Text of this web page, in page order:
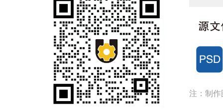
注：制作